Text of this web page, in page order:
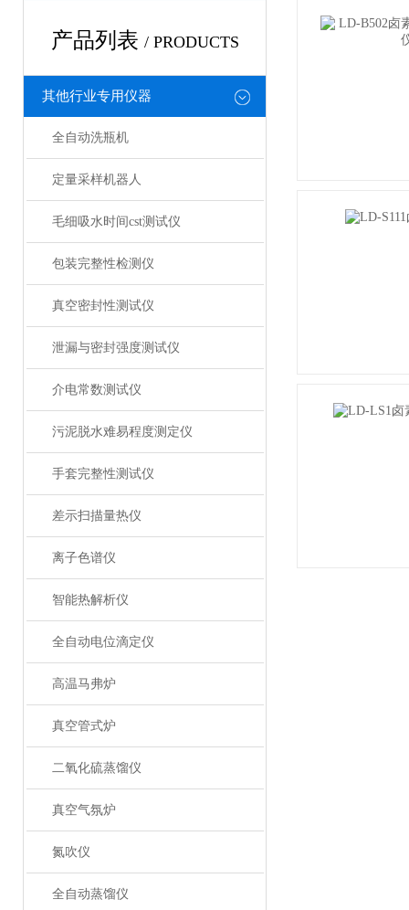
产品列表 / PRODUCTS
其他行业专用仪器
全自动洗瓶机
定量采样机器人
毛细吸水时间cst测试仪
包装完整性检测仪
真空密封性测试仪
泄漏与密封强度测试仪
介电常数测试仪
污泥脱水难易程度测定仪
手套完整性测试仪
差示扫描量热仪
离子色谱仪
智能热解析仪
全自动电位滴定仪
高温马弗炉
真空管式炉
二氧化硫蒸馏仪
真空气氛炉
氮吹仪
全自动蒸馏仪